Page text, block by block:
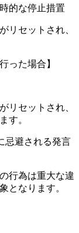
的な停止措置
リセットされ、
った場合】
リセットされ、
す。
忌避される発言
行為は重大な違
となります。